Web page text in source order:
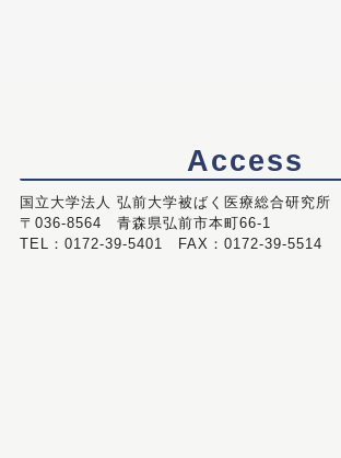
Access
国立大学法人 弘前大学被ばく医療総合研究所
〒036-8564 青森県弘前市本町66-1
TEL：0172-39-5401 FAX：0172-39-5514